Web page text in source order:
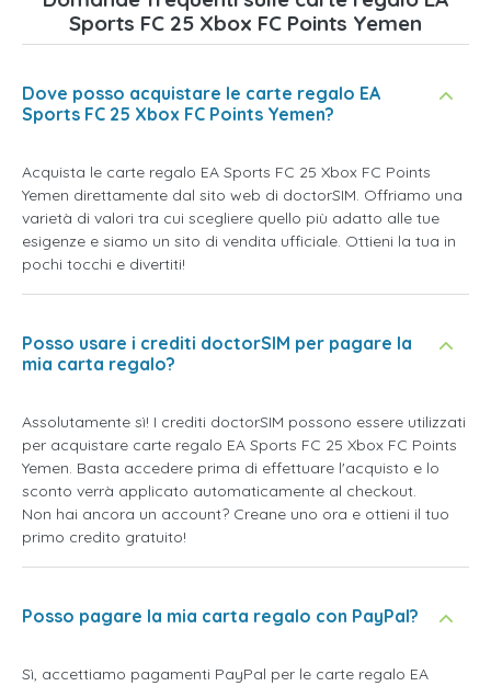
Sports FC 25 Xbox FC Points Yemen
Dove posso acquistare le carte regalo EA
Sports FC 25 Xbox FC Points Yemen?
Acquista le carte regalo EA Sports FC 25 Xbox FC Points
Yemen direttamente dal sito web di doctorSIM. Offriamo una
varietà di valori tra cui scegliere quello più adatto alle tue
esigenze e siamo un sito di vendita ufficiale. Ottieni la tua in
pochi tocchi e divertiti!
Posso usare i crediti doctorSIM per pagare la
mia carta regalo?
Assolutamente sì! I crediti doctorSIM possono essere utilizzati
per acquistare carte regalo EA Sports FC 25 Xbox FC Points
Yemen. Basta accedere prima di effettuare l'acquisto e lo
sconto verrà applicato automaticamente al checkout.
Non hai ancora un account? Creane uno ora e ottieni il tuo
primo credito gratuito!
Posso pagare la mia carta regalo con PayPal?
Sì, accettiamo pagamenti PayPal per le carte regalo EA